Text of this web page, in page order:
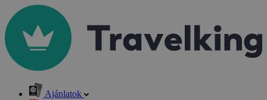
Ajánlatok